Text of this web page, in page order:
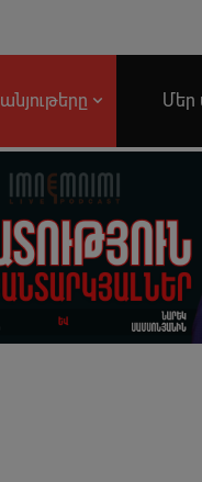
Մեր